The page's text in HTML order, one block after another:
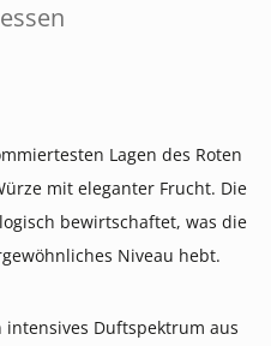
Lagen des Roten
mit eleganter Frucht. Die
bewirtschaftet, was die
Niveau hebt.
Duftspektrum aus